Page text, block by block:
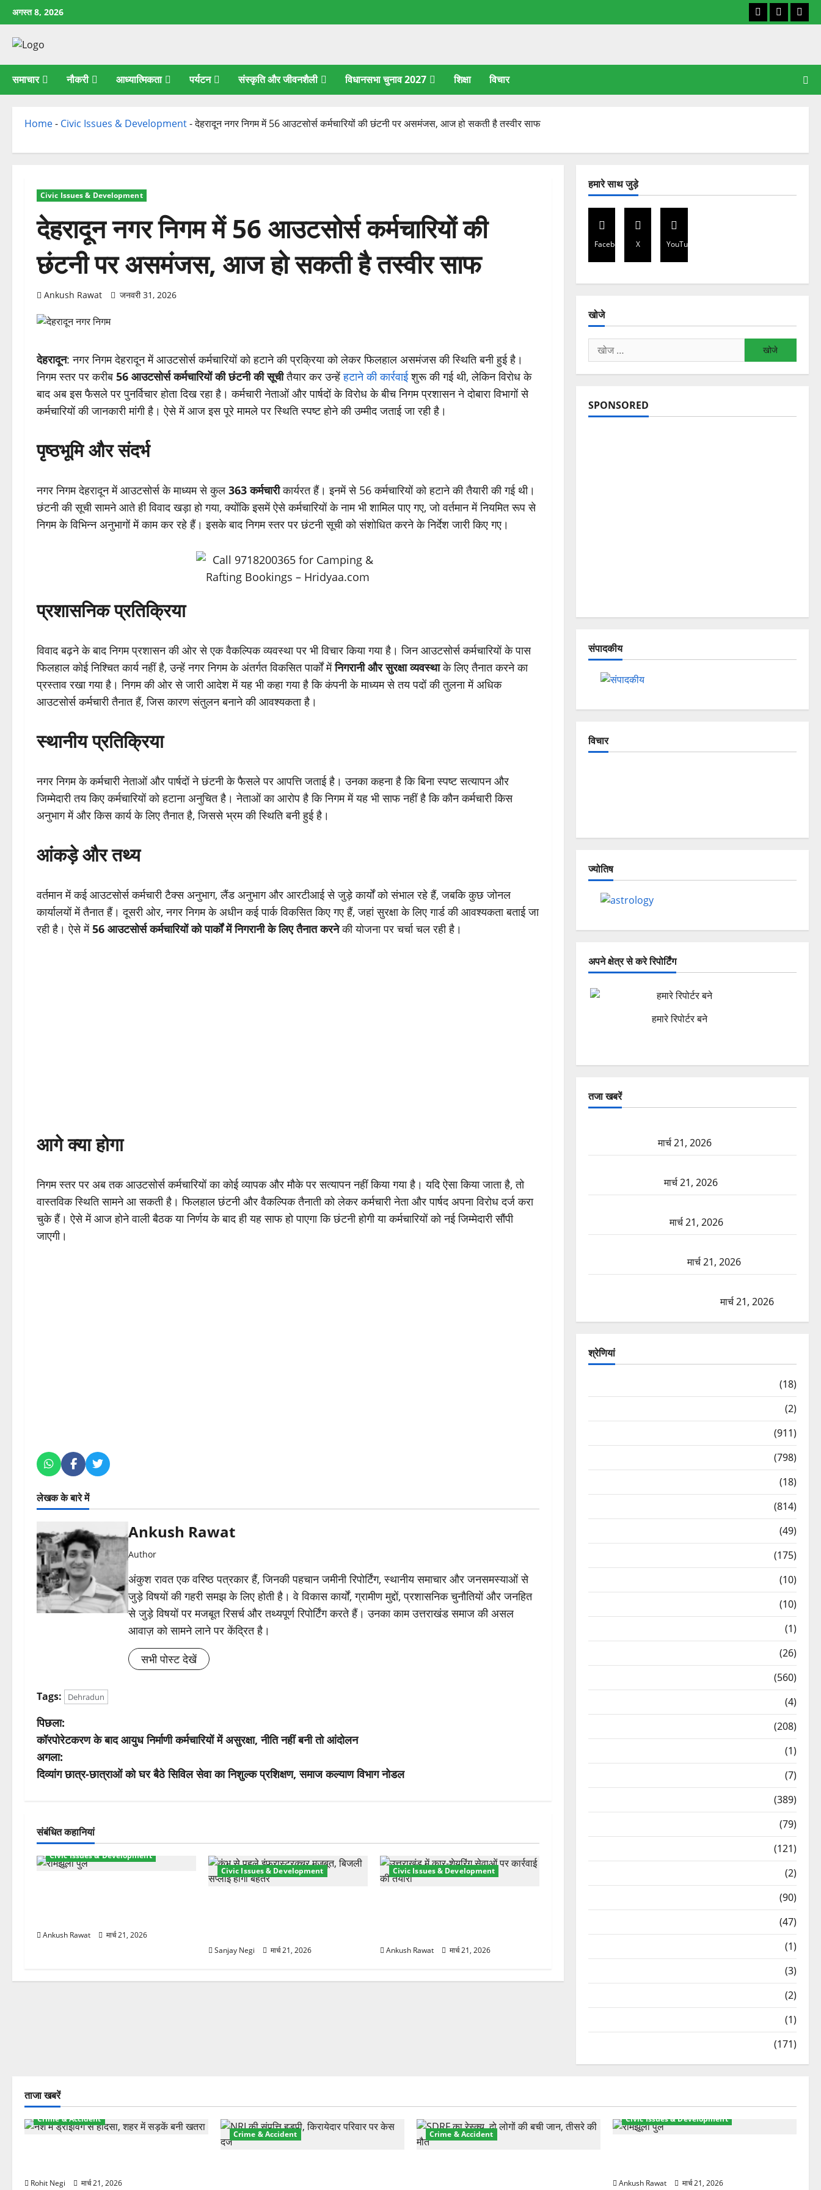
छोड़कर
सामग्री
अगस्त 8, 2026 Facebook
X
समाचार नौकरी आध्यात्मिकता पर्यटन संस्कृति और जीवनशैली विधानसभा चुनाव 2027 शिक्षा विचार
Home- Civic Issues & Development-देहरादून नगर निगम में 56 आउटसोर्स कर्मचारियों की छंटनी पर असमंजस, आज हो सकती है तस्वीर साफ
Civic Issues & Development
देहरादून नगर निगम में 56 आउटसोर्स कर्मचारियों की
छंटनी पर असमंजस, आज हो सकती है तस्वीर साफ
Ankush Rawat जनवरी 31, 2026
देहरादून: नगर निगम देहरादून में आउटसोर्स कर्मचारियों को हटाने की प्रक्रिया को लेकर फिलहाल असमंजस की स्थिति बनी हुई है।
निगम स्तर पर करीब 56 आउटसोर्स कर्मचारियों की छंटनी की सूचीतैयार कर उन्हेंहटाने की कार्रवाईशुरू की गई थी, लेकिन विरोध के
बाद अब इस फैसले पर पुनर्विचार होता दिख रहा है। कर्मचारी नेताओं और पार्षदों के विरोध के बीच निगम प्रशासन ने दोबारा विभागों से
कर्मचारियों की जानकारी मांगी है। ऐसे में आज इस पूरे मामले पर स्थिति स्पष्ट होने की उम्मीद जताई जा रही है।
पृष्ठभूमि और संदर्भ
नगर निगम देहरादून में आउटसोर्स के माध्यम से कुल 363 कर्मचारीकार्यरत हैं। इनमें से 56 कर्मचारियों को हटाने की तैयारी की गई थी।
छंटनी की सूची सामने आते ही विवाद खड़ा हो गया, क्योंकि इसमें ऐसे कर्मचारियों के नाम भी शामिल पाए गए, जो वर्तमान में नियमित रूप से
निगम के विभिन्न अनुभागों में काम कर रहे हैं। इसके बाद निगम स्तर पर छंटनी सूची को संशोधित करने के निर्देश जारी किए गए।
प्रशासनिक प्रतिक्रिया
विवाद बढ़ने के बाद निगम प्रशासन की ओर से एक वैकल्पिक व्यवस्था पर भी विचार किया गया है। जिन आउटसोर्स कर्मचारियों के पास
फिलहाल कोई निश्चित कार्य नहीं है, उन्हें नगर निगम के अंतर्गत विकसित पार्कों मेंनिगरानी और सुरक्षा व्यवस्थाके लिए तैनात करने का
प्रस्ताव रखा गया है। निगम की ओर से जारी आदेश में यह भी कहा गया है कि कंपनी के माध्यम से तय पदों की तुलना में अधिक
आउटसोर्स कर्मचारी तैनात हैं, जिस कारण संतुलन बनाने की आवश्यकता है।
स्थानीय प्रतिक्रिया
नगर निगम के कर्मचारी नेताओं और पार्षदों ने छंटनी के फैसले पर आपत्ति जताई है। उनका कहना है कि बिना स्पष्ट सत्यापन और
जिम्मेदारी तय किए कर्मचारियों को हटाना अनुचित है। नेताओं का आरोप है कि निगम में यह भी साफ नहीं है कि कौन कर्मचारी किस
अनुभाग में और किस कार्य के लिए तैनात है, जिससे भ्रम की स्थिति बनी हुई है।
आंकड़े और तथ्य
वर्तमान में कई आउटसोर्स कर्मचारी टैक्स अनुभाग, लैंड अनुभाग और आरटीआई से जुड़े कार्यों को संभाल रहे हैं, जबकि कुछ जोनल
कार्यालयों में तैनात हैं। दूसरी ओर, नगर निगम के अधीन कई पार्क विकसित किए गए हैं, जहां सुरक्षा के लिए गार्ड की आवश्यकता बताई जा
रही है। ऐसे में56 आउटसोर्स कर्मचारियों को पार्कों में निगरानी के लिए तैनात करनेकी योजना पर चर्चा चल रही है।
आगे क्या होगा
निगम स्तर पर अब तक आउटसोर्स कर्मचारियों का कोई व्यापक और मौके पर सत्यापन नहीं किया गया है। यदि ऐसा किया जाता है, तो
वास्तविक स्थिति सामने आ सकती है। फिलहाल छंटनी और वैकल्पिक तैनाती को लेकर कर्मचारी नेता और पार्षद अपना विरोध दर्ज करा
चुके हैं। ऐसे में आज होने वाली बैठक या निर्णय के बाद ही यह साफ हो पाएगा कि छंटनी होगी या कर्मचारियों को नई जिम्मेदारी सौंपी
जाएगी।
लेखक के बारे में
Ankush Rawat
Author
अंकुश रावत एक वरिष्ठ पत्रकार हैं, जिनकी पहचान जमीनी रिपोर्टिंग, स्थानीय समाचार और जनसमस्याओं से
जुड़े विषयों की गहरी समझ के लिए होती है। वे विकास कार्यों, ग्रामीण मुद्दों, प्रशासनिक चुनौतियों और जनहित
से जुड़े विषयों पर मजबूत रिसर्च और तथ्यपूर्ण रिपोर्टिंग करते हैं। उनका काम उत्तराखंड समाज की असल
आवाज़ को सामने लाने पर केंद्रित है।
सभी पोस्ट देखें
Tags: Dehradun
पो
स्ट
ने
गे
श
पिछला:
कॉरपोरेटकरण के बाद आयुध निर्माणी कर्मचारियों में असुरक्षा, नीति नहीं बनी तो आंदोलन
अगला:
दिव्यांग छात्र-छात्राओं को घर बैठे सिविल सेवा का निशुल्क प्रशिक्षण, समाज कल्याण विभाग नोडल
संबंधित कहानियां
Civic Issues & Development
Ankush Rawat मार्च 21, 2026
Civic Issues & Development
Sanjay Negi मार्च 21, 2026
Civic Issues & Development
Ankush Rawat मार्च 21, 2026
हमारे साथ जुड़े
Facebook X YouTube
खोजे
निम्न
को
खोजें:
SPONSORED
संपादकीय
विचार
ज्योतिष
अपने क्षेत्र से करे रिपोर्टिंग
हमारे रिपोर्टर बने
तजा खबरें
मार्च 21, 2026
मार्च 21, 2026
मार्च 21, 2026
मार्च 21, 2026
मार्च 21, 2026
श्रेणियां
(18)
(2)
(911)
(798)
(18)
(814)
(49)
(175)
(10)
(10)
(1)
(26)
(560)
(4)
(208)
(1)
(7)
(389)
(79)
(121)
(2)
(90)
(47)
(1)
(3)
(2)
(1)
(171)
ताजा खबरें
Crime & Accident
Rohit Negi मार्च 21, 2026
Crime & Accident Crime & Accident
Civic Issues & Development
Ankush Rawat मार्च 21, 2026